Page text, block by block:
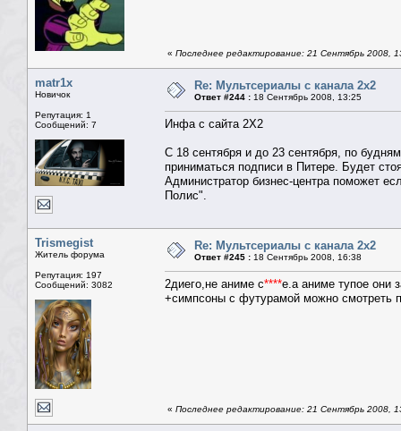
« Последнее редактирование: 21 Сентябрь 2008,
matr1x
Новичок
Репутация: 1
Сообщений: 7
Re: Мультсериалы с канала 2х2
Ответ #244 : 18 Сентябрь 2008, 13:25
Инфа с сайта 2Х2
С 18 сентября и до 23 сентября, по
приниматься подписи в Питере. Будет
Администратор бизнес-центра поможет
Полис".
Trismegist
Житель форума
Репутация: 197
Сообщений: 3082
Re: Мультсериалы с канала 2х2
Ответ #245 : 18 Сентябрь 2008, 16:38
2диего,не аниме с****е.а аниме тупое они
+симпсоны с футурамой можно смотреть
« Последнее редактирование: 21 Сентябрь 2008,